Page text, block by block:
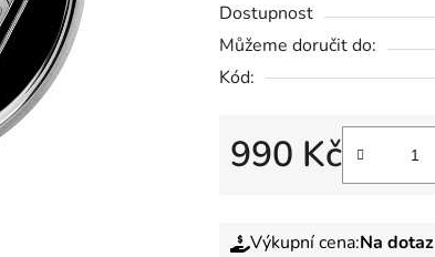
Dostupnost
Můžeme doručit do:
Kód:
990 Kč
Výkupní cena:Na dotaz